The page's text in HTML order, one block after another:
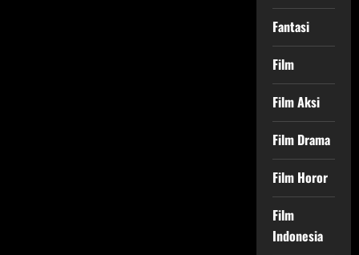
Fantasi
Film
Film Aksi
Film Drama
Film Horor
Film
Indonesia